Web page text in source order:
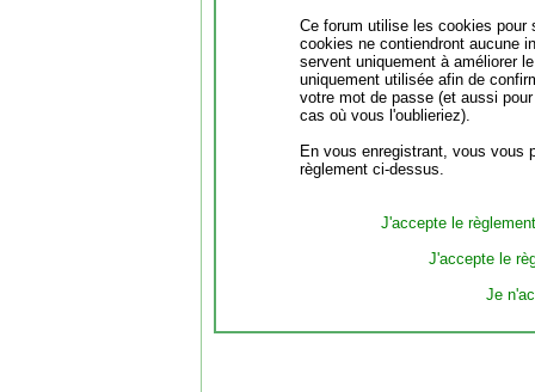
Ce forum utilise les cookies pour
cookies ne contiendront aucune
servent uniquement à améliorer
uniquement utilisée afin de
votre mot de passe (et aussi
cas où vous l'oublieriez).
En vous enregistrant, vous vous
règlement ci-dessus.
J'accepte le
J'accepte le
Je